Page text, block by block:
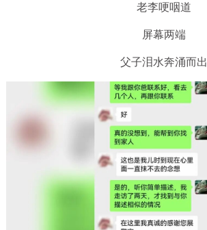
老李哽咽道
屏幕两端
父子泪水奔涌而出